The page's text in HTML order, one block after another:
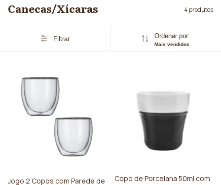
Canecas/Xícaras 4 produtos
Filtrar Ordenar por:
Mais vendidos
Jogo 2 Copos com Parede de
Copo de Porcelana 50ml com